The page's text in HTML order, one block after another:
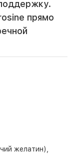
прямо
желатин),